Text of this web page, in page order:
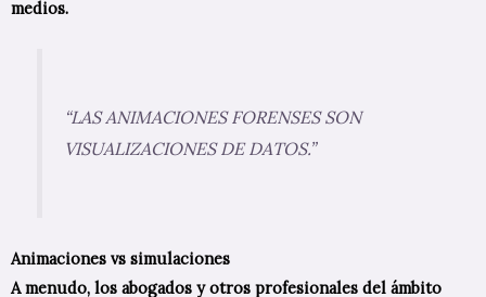
medios.
“LAS ANIMACIONES FORENSES SON
VISUALIZACIONES DE DATOS.”
Animaciones vs simulaciones
A menudo, los abogados y otros profesionales del ámbito